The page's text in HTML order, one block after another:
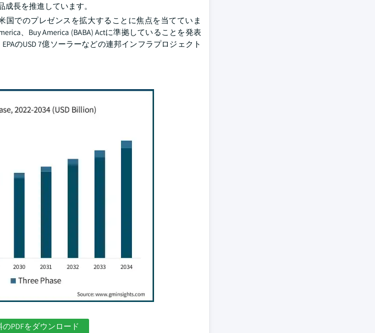
長を推進しています。
でのプレゼンスを拡大することに焦点を当てていま
、Buy America (BABA) Actに準拠していることを発表
のUSD 7億ソーラーなどの連邦インフラプロジェクト
のPDFをダウンロード